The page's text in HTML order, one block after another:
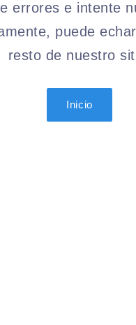
errores e intente
puede
resto de nuestro
Inicio